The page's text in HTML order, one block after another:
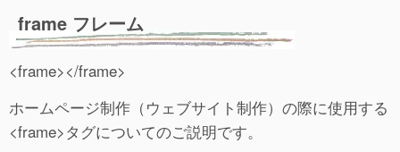
frame フレーム
<frame></frame>
ホームページ制作（ウェブサイト制作）の際に使用する
<frame>タグについてのご説明です。